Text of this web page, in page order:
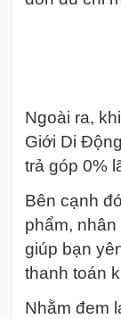
Ngoài ra,
Giới Di
trả góp 0%
Bên cạnh
phẩm,
giúp bạn
thanh toán
Nhằm đem